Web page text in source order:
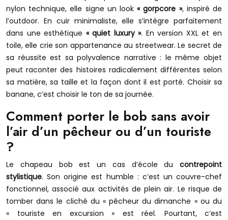
nylon technique, elle signe un look« gorpcore », inspiré de
l’outdoor. En cuir minimaliste, elle s’intègre parfaitement
dans une esthétique « quiet luxury ». En version XXL et en
toile, elle crie son appartenance au streetwear. Le secret de
sa réussite est sa polyvalence narrative : le même objet
peut raconter des histoires radicalement différentes selon
sa matière, sa taille et la façon dont il est porté. Choisir sa
banane, c’est choisir le ton de sa journée.
Comment porter le bob sans avoir
l’air d’un pêcheur ou d’un touriste
?
Le chapeau bob est un cas d’école du contrepoint
stylistique. Son origine est humble : c’est un couvre-chef
fonctionnel, associé aux activités de plein air. Le risque de
tomber dans le cliché du « pêcheur du dimanche » ou du
« touriste en excursion » est réel. Pourtant, c’est